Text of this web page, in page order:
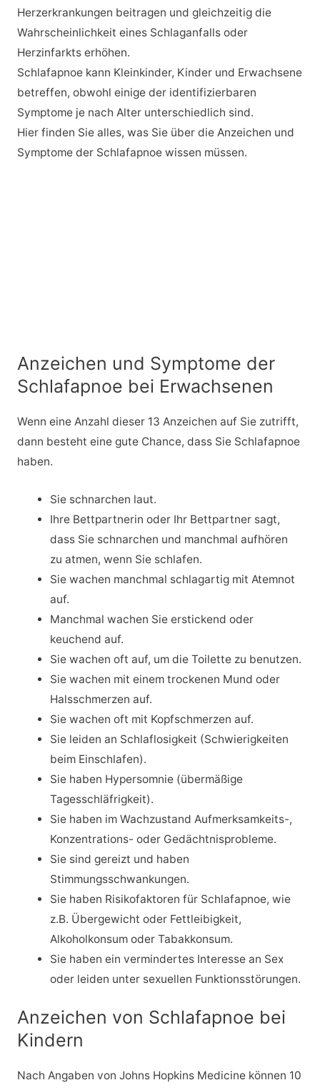
Herzerkrankungen beitragen und gleichzeitig die
Wahrscheinlichkeit eines Schlaganfalls oder
Herzinfarkts erhöhen.
Schlafapnoe kann Kleinkinder, Kinder und Erwachsene
betreffen, obwohl einige der identifizierbaren
Symptome je nach Alter unterschiedlich sind.
Hier finden Sie alles, was Sie über die Anzeichen und
Symptome der Schlafapnoe wissen müssen.
Anzeichen und Symptome der
Schlafapnoe bei Erwachsenen
Wenn eine Anzahl dieser 13 Anzeichen auf Sie zutrifft,
dann besteht eine gute Chance, dass Sie Schlafapnoe
haben.
Sie schnarchen laut.
Ihre Bettpartnerin oder Ihr Bettpartner sagt,
dass Sie schnarchen und manchmal aufhören
zu atmen, wenn Sie schlafen.
Sie wachen manchmal schlagartig mit Atemnot
auf.
Manchmal wachen Sie erstickend oder
keuchend auf.
Sie wachen oft auf, um die Toilette zu benutzen.
Sie wachen mit einem trockenen Mund oder
Halsschmerzen auf.
Sie wachen oft mit Kopfschmerzen auf.
Sie leiden an Schlaflosigkeit (Schwierigkeiten
beim Einschlafen).
Sie haben Hypersomnie (übermäßige
Tagesschläfrigkeit).
Sie haben im Wachzustand Aufmerksamkeits-,
Konzentrations- oder Gedächtnisprobleme.
Sie sind gereizt und haben
Stimmungsschwankungen.
Sie haben Risikofaktoren für Schlafapnoe, wie
z.B. Übergewicht oder Fettleibigkeit,
Alkoholkonsum oder Tabakkonsum.
Sie haben ein vermindertes Interesse an Sex
oder leiden unter sexuellen Funktionsstörungen.
Anzeichen von Schlafapnoe bei
Kindern
Nach Angaben von Johns Hopkins Medicine können 10